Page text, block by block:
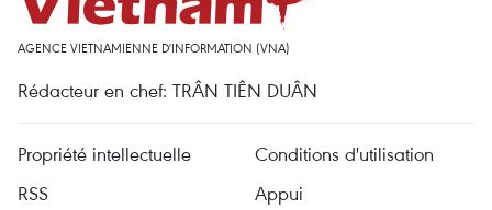
AGENCE VIETNAMIENNE D'INFORMATION (VNA)
Rédacteur en chef: TRÂN TIÊN DUÂN
Propriété intellectuelle
Conditions d'utilisation
RSS
Appui